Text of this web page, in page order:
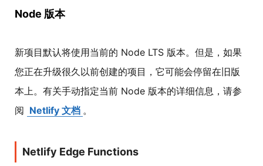
Node 版本
新项目默认将使用当前的 Node LTS 版本。但是，如果
您正在升级很久以前创建的项目，它可能会停留在旧版
本上。有关手动指定当前 Node 版本的详细信息，请参
阅 Netlify 文档 。
Netlify Edge Functions